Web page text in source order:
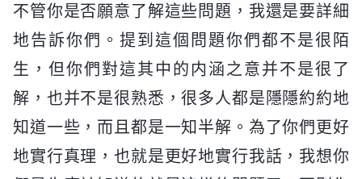
不管你是否願意了解這些問題，我還是要詳細
地告訴你們。提到這個問題你們都不是很陌
生，但你們對這其中的内涵之意并不是很了
解，也并不是很熟悉，很多人都是隱隱約約地
知道一些，而且都是一知半解。為了你們更好
地實行真理，也就是更好地實行我話，我想你